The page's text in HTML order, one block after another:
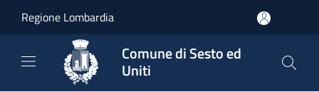
Regione Lombardia
Comune di Sesto ed
Uniti